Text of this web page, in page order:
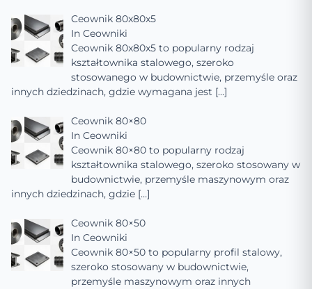
Ceownik 80x80x5
In Ceowniki
Ceownik 80x80x5 to popularny rodzaj
kształtownika stalowego, szeroko
stosowanego w budownictwie, przemyśle oraz
innych dziedzinach, gdzie wymagana jest […]
Ceownik 80×80
In Ceowniki
Ceownik 80×80 to popularny rodzaj
kształtownika stalowego, szeroko stosowany w
budownictwie, przemyśle maszynowym oraz
innych dziedzinach, gdzie […]
Ceownik 80×50
In Ceowniki
Ceownik 80×50 to popularny profil stalowy,
szeroko stosowany w budownictwie,
przemyśle maszynowym oraz innych